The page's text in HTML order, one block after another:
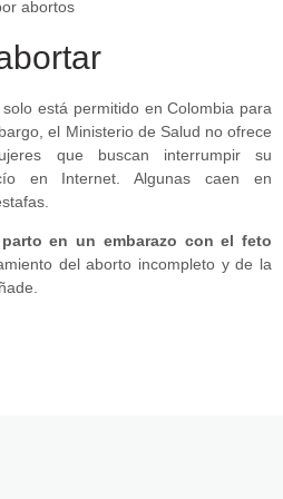
está permitido en Colombia para
el Ministerio de Salud no ofrece
que buscan interrumpir su
en Internet. Algunas caen en
en un embarazo con el feto
del aborto incompleto y de la